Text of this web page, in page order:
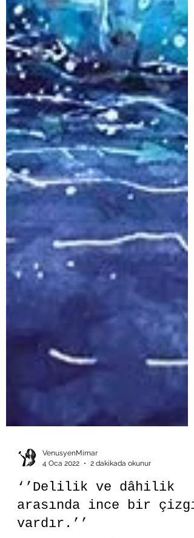
4 Oca 2022
2 dakikada okunur
‘’Delilik ve dâhilik
arasında ince bir çizgi